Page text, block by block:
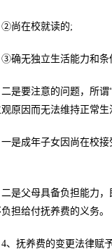
②尚在校就读的;
③确无独立生活能力和条
二是要注意的问题，所
观原因而无法维持正常
一是成年子女因尚在校
二是父母具备负担能力
担给付抚养费的义务。
4、抚养费的变更法律赋